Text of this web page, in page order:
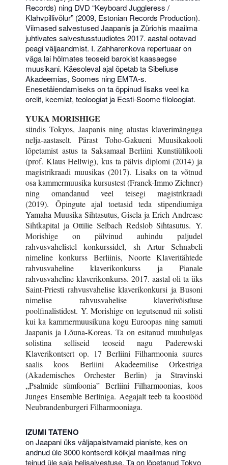
Records) ning DVD “Keyboard Juggleress /
Klahvpillivõlur” (2009, Estonian Records Production).
Viimased salvestused Jaapanis ja Zürichis maailma
juhtivates salvestusstuudiotes 2017. aastal ootavad
peagi väljaandmist. I. Zahharenkova repertuaar on
väga lai hõlmates teoseid barokist kaasaegse
muusikani. Käesoleval ajal õpetab ta Sibeliuse
Akadeemias, Soomes ning EMTA-s.
Enesetäiendamiseks on ta õppinud lisaks veel ka
orelit, keemiat, teoloogiat ja Eesti-Soome filoloogiat.
YUKA MORISHIGE
sündis Tokyos, Jaapanis ning alustas klaverimänguga
nelja-aastaselt. Pärast Toho-Gakueni Muusikakooli
lõpetamist astus ta Saksamaal Berliini Kunstiülikooli
(prof. Klaus Hellwig), kus ta pälvis diplomi (2014) ja
magistrikraadi muusikas (2017). Lisaks on ta võtnud
osa kammermuusika kursustest (Franck-Immo Zichner)
ning omandanud veel teisegi magistrikraadi
(2019). Õpingute ajal toetasid teda stipendiumiga
Yamaha Muusika Sihtasutus, Gisela ja Erich Andrease
Sihtkapital ja Ottilie Selbach Redslob Sihtasutus. Y.
Morishige on pälvinud auhindu paljudel
rahvusvahelistel konkurssidel, sh Artur Schnabeli
nimeline konkurss Berliinis, Noorte Klaveritähtede
rahvusvaheline klaverikonkurss ja Pianale
rahvusvaheline klaverikonkurss. 2017. aastal oli ta üks
Saint-Priesti rahvusvahelise klaverikonkursi ja Busoni
nimelise rahvusvahelise klaverivõistluse
poolfinalistidest. Y. Morishige on tegutsenud nii solisti
kui ka kammermuusikuna kogu Euroopas ning samuti
Jaapanis ja Lõuna-Koreas. Ta on esitanud muuhulgas
solistina selliseid teoseid nagu Paderewski
Klaverikontsert op. 17 Berliini Filharmoonia suures
saalis koos Berliini Akadeemilise Orkestriga
(Akademisches Orchester Berlin) ja Stravinski
„Psalmide sümfoonia” Berliini Filharmoonias, koos
Junges Ensemble Berliniga. Aegajalt teeb ta koostööd
Neubrandenburgeri Filharmooniaga.
IZUMI TATENO
on Jaapani üks väljapaistvamaid pianiste, kes on
andnud üle 3000 kontserdi kõikjal maailmas ning
teinud üle saja helisalvestuse. Ta on lõpetanud Tokyo